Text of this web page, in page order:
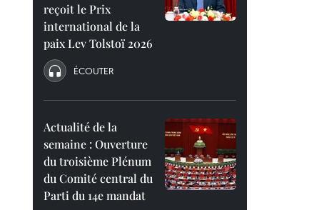
reçoit le Prix
international de la
paix Lev Tolstoï 2026
ÉCOUTER
Actualité de la
semaine : Ouverture
du troisième Plénum
du Comité central du
Parti du 14e mandat